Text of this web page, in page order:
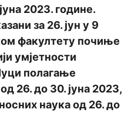
2023. године.
за 26. јун у 9
факултету почиње
умјетности
полагање
26. до 30. јуна 2023,
наука од 26. до